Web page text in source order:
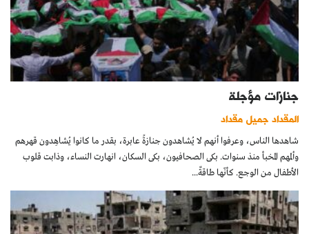
جنازات مؤجلة
المقداد جميل مقداد
شاهدها الناس، وعرفوا أنهم لا يُشاهدون جنازةً عابرة، بقدر ما كانوا يُشاهِدون قهرهم
وألمهم المخبأ منذ سنوات. بكى الصحافيون، بكى السكان، انهارت النساء، وذابت قلوب
الأطفال من الوجع. كأنّها طاقةٌ...